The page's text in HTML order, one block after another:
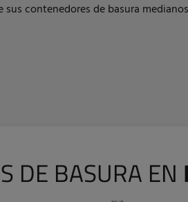
contenedores de basura
DE BASURA EN